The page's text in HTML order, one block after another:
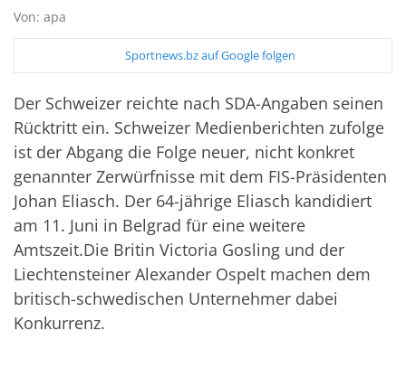
Von: apa
Sportnews.bz auf Google folgen
Der Schweizer reichte nach SDA-Angaben seinen
Rücktritt ein. Schweizer Medienberichten zufolge
ist der Abgang die Folge neuer, nicht konkret
genannter Zerwürfnisse mit dem FIS-Präsidenten
Johan Eliasch. Der 64-jährige Eliasch kandidiert
am 11. Juni in Belgrad für eine weitere
Amtszeit.Die Britin Victoria Gosling und der
Liechtensteiner Alexander Ospelt machen dem
britisch-schwedischen Unternehmer dabei
Konkurrenz.